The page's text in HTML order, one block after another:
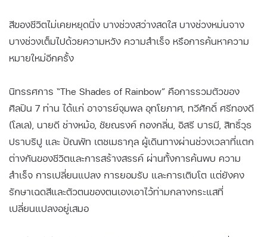
สีของชีวิตไม่เคยหยุดนิ่ง บางช่วงสว่างสดใส บางช่วงหม่นจาง
บางช่วงเต็มไปด้วยความหวัง ความสำเร็จ หรือการค้นหาความ
หมายใหม่อีกครั้ง
นิทรรศการ “The Shades of Rainbow” คือการรวมตัวของ
ศิลปิน 7 ท่าน ได้แก่ อาจารย์จุมพล อุทโยภาศ, ทวีศักดิ์ ศรีทองดี
(โลเล), นายดี ช่างหม้อ, ชัยณรงค์ กองกลิ่น, อิสรี บารมี, สิทธิ์วุธ
ปราบริปู และ ปัณพัท เตชเมธากุล ผู้เดินทางผ่านช่วงเวลาที่แตก
ต่างกันของชีวิตและการสร้างสรรค์ ผ่านทั้งการค้นพบ ความ
สำเร็จ การเปลี่ยนแปลง การยอมรับ และการเติบโต แต่ยังคง
รักษาเฉดสีและตัวตนของตนเองเอาไว้ท่ามกลางกระแสที่
เปลี่ยนแปลงอยู่เสมอ